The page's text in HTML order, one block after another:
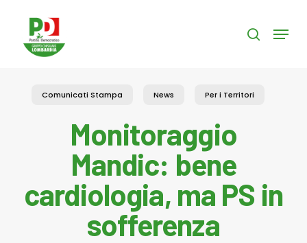
content
search
Menu
Comunicati Stampa News Per i Territori
Monitoraggio
Mandic: bene
cardiologia, ma PS in
sofferenza